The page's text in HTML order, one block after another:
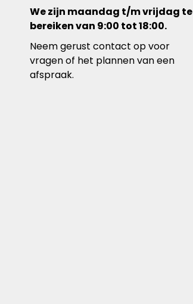
We zijn maandag t/m vrijdag te
bereiken van 9:00 tot 18:00.
Neem gerust contact op voor
vragen of het plannen van een
afspraak.